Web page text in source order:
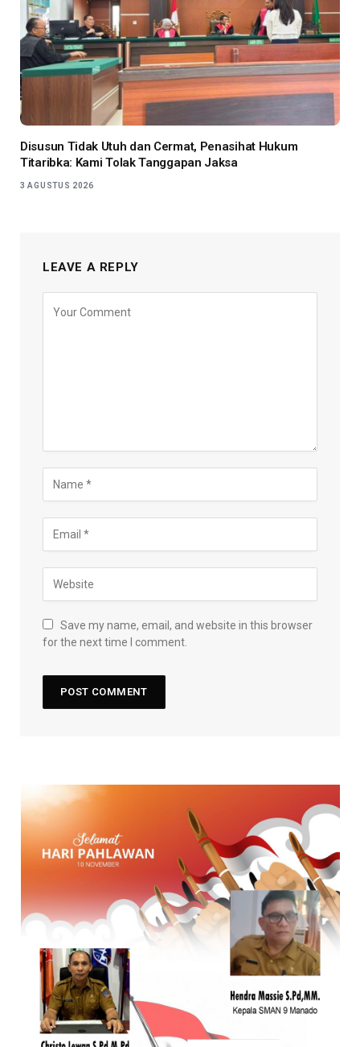
Disusun Tidak Utuh dan Cermat, Penasihat Hukum
Titaribka: Kami Tolak Tanggapan Jaksa
3 AGUSTUS 2026
LEAVE A REPLY
Save my name, email, and website in this browser
for the next time I comment.